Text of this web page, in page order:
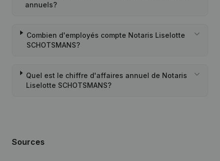
annuels?
Combien d'employés compte Notaris Liselotte
SCHOTSMANS?
Quel est le chiffre d'affaires annuel de Notaris
Liselotte SCHOTSMANS?
Sources